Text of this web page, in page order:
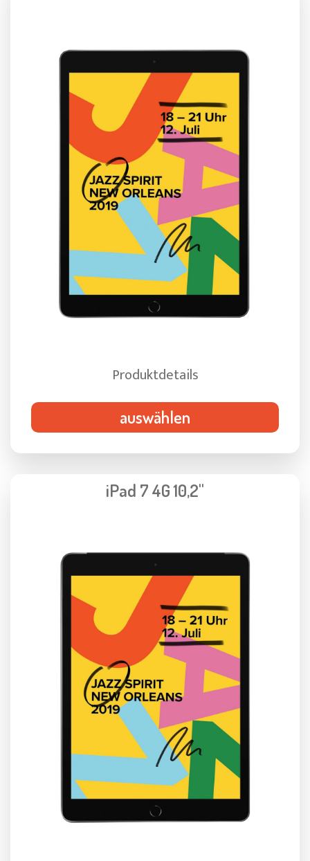
Produktdetails
auswählen
iPad 7 4G 10,2"